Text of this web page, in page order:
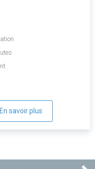
En savoir plus